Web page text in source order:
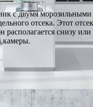
с двумя
отсека. Этот
снизу
камеры.